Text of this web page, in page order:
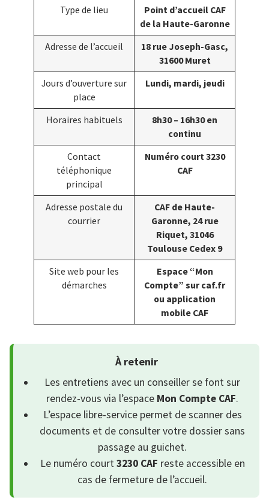
Type de lieu
Point d’accueil CAF
de la Haute-Garonne
Adresse de l’accueil
18 rue Joseph-Gasc,
31600 Muret
Jours d’ouverture sur
place
Lundi, mardi, jeudi
Horaires habituels
8h30 – 16h30 en
continu
Contact
téléphonique
principal
Numéro court 3230
CAF
Adresse postale du
courrier
CAF de Haute-
Garonne, 24 rue
Riquet, 31046
Toulouse Cedex 9
Site web pour les
démarches
Espace “Mon
Compte” sur caf.fr
ou application
mobile CAF
À retenir
Les entretiens avec un conseiller se font sur
rendez-vous via l’espace Mon Compte CAF.
L’espace libre-service permet de scanner des
documents et de consulter votre dossier sans
passage au guichet.
Le numéro court3230 CAF reste accessible en
cas de fermeture de l’accueil.